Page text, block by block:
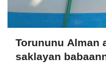
Torununu Alman
saklayan